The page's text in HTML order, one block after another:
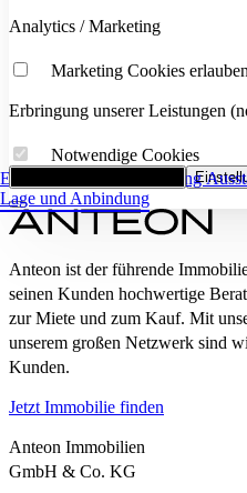
Eckdaten Flächenaufstellung
Lage und Anbindung
Analytics / Marketing
Marketing Cookies erlauben
Erbringung unserer Leistungen
Notwendige Cookies
Anteon ist der führende
seinen Kunden hochwertige
zur Miete und zum Kauf. Mit
unserem großen Netzwerk sind
Kunden.
Jetzt Immobilie finden
Anteon Immobilien
GmbH & Co. KG